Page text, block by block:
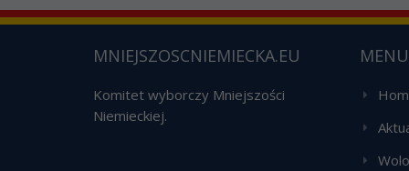
MNIEJSZOSCNIEMIECKA.EU
Komitet wyborczy Mniejszości
Niemieckiej.
MENU